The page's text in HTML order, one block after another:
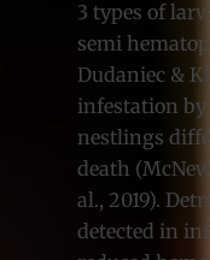
3 types of
semi
Dudaniec &
infestation by
nestlings
death
al., 2019).
detected in